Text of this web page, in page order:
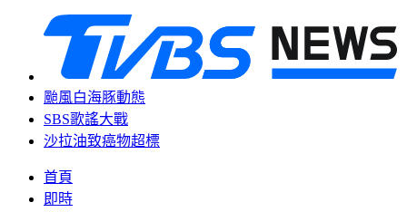
颱風白海豚動態
SBS歌謠大戰
沙拉油致癌物超標
首頁
即時